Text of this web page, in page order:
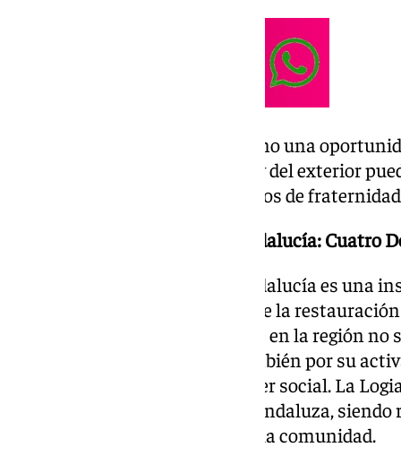
Este encuentro se presenta como una
distintos puntos de Andalucía y del exterior
experiencias y fortalecer los lazos de
La Gran Logia Provincial de Andalucía: Cuatro
La Gran Logia Provincial de Andalucía es una
cuatro décadas de historia desde la
estos años, ha sido un referente en la región
fraternidad masónica, sino también por su
benéficas y proyectos de carácter social. La
por el bienestar de la sociedad andaluza,
con el desarrollo y la mejora de la comunidad.